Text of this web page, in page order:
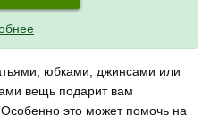
юбками, джинсами или
вещь подарит вам
это может помочь на